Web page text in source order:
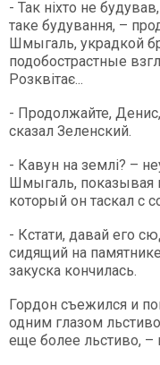
- Так ніхто не
таке будування, –
Шмыгаль, украдкой
подобострастные
Розквітає...
- Продолжайте,
сказал Зеленский.
- Кавун на землі? –
Шмыгаль, показывая
который он таскал с
- Кстати, давай его
сидящий на
закуска кончилась.
Гордон съежился и
одним глазом
еще более льстиво, –